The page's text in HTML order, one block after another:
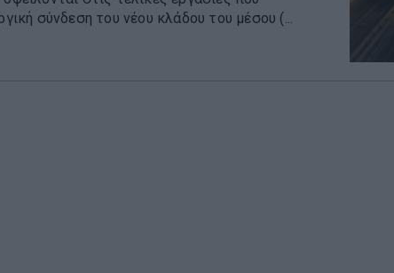
σύνδεση του νέου κλάδου του μέσου (...